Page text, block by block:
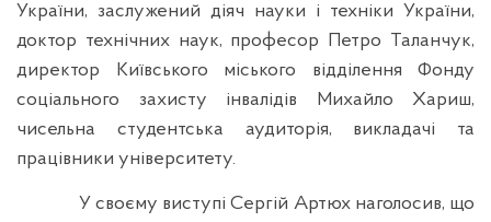
України, заслужений діяч науки і техніки України,
доктор технічних наук, професор Петро Таланчук,
директор Київського міського відділення Фонду
соціального захисту інвалідів Михайло Хариш,
чисельна студентська аудиторія, викладачі та
працівники університету.
У своєму виступі Сергій Артюх наголосив, що